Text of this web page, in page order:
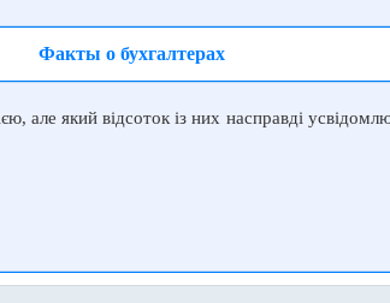
Факты о бухгалтерах
але який відсоток із них насправді